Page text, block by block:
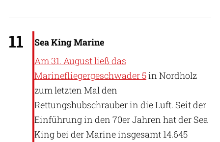
11
Sea King Marine
Am 31. August ließ das
Marinefliegergeschwader 5in Nordholz
zum letzten Mal den
Rettungshubschrauber in die Luft. Seit der
Einführung in den 70er Jahren hat der Sea
King bei der Marine insgesamt 14.645